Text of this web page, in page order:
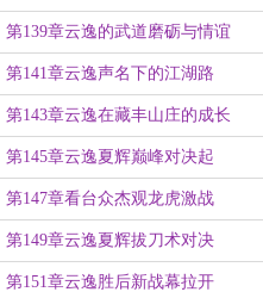
第139章云逸的武道磨砺与情谊
第141章云逸声名下的江湖路
第143章云逸在藏丰山庄的成长
第145章云逸夏辉巅峰对决起
第147章看台众杰观龙虎激战
第149章云逸夏辉拔刀术对决
第151章云逸胜后新战幕拉开